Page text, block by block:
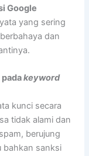
Google
yang sering
dan
padakeyword
kunci secara
tidak alami dan
berujung
bahkan sanksi